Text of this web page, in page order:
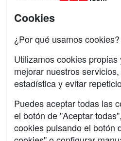
Aviso legal
Grupo formazion:
Cookies
¿Por qué usamos cookies?
Utilizamos cookies
mejorar nuestros
estadística y evitar
Puedes aceptar todas las
el botón de "Aceptar
cookies pulsando el botón